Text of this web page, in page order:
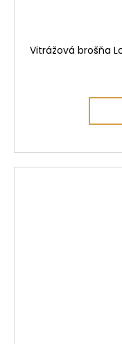
Vitrážová brošňa